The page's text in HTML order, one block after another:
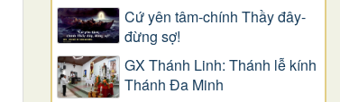
Cứ yên tâm-chính Thầy đây-
đừng sợ!
GX Thánh Linh: Thánh lễ kính
Thánh Đa Minh